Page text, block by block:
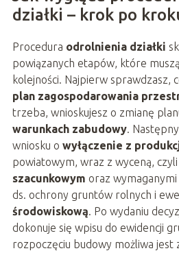
działki – krok po
Procedura odrolnienia działki
powiązanych etapów, które
kolejności. Najpierw sprawdzasz,
plan zagospodarowania
trzeba, wnioskujesz o zmianę
warunkach zabudowy.
wniosku o wyłączenie z
powiatowym, wraz z wyceną, czyli
szacunkowym oraz
ds. ochrony gruntów rolnych i
środowiskową . Po wydaniu
dokonuje się wpisu do ewidencji
rozpoczęciu budowy możliwa jest